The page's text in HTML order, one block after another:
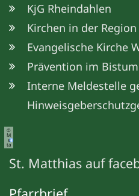
KjG Rheindahlen
Kirchen in der
Evangelische Kirche
Prävention im
Interne Meldestelle
©
M
e
ta
St. Matthias auf